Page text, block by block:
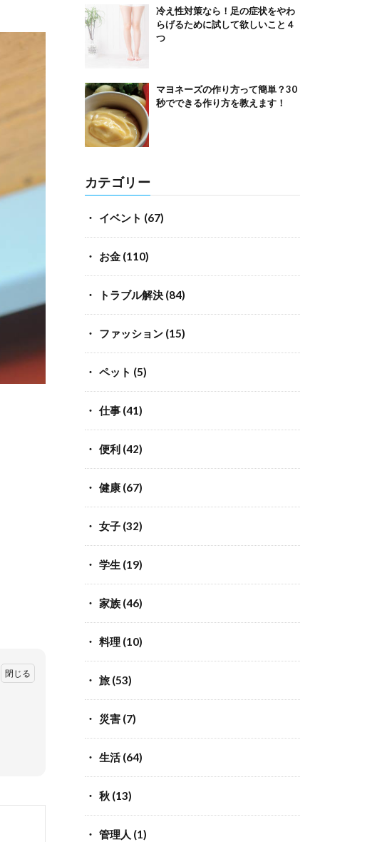
冷え性対策なら！足の症状をやわ
らげるために試して欲しいこと４
つ
マヨネーズの作り方って簡単？30
秒でできる作り方を教えます！
カテゴリー
イベント (67)
お金(110)
トラブル解決(84)
ファッション(15)
ペット (5)
仕事(41)
便利(42)
健康(67)
女子(32)
学生 (19)
家族(46)
料理(10)
旅(53)
災害(7)
生活(64)
秋(13)
管理人 (1)